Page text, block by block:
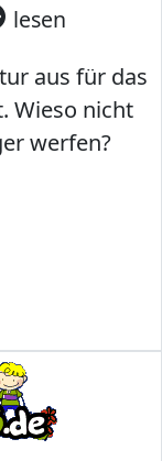
lesen
aus für das
Wieso nicht
werfen?